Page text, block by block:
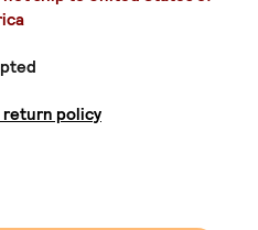
return policy